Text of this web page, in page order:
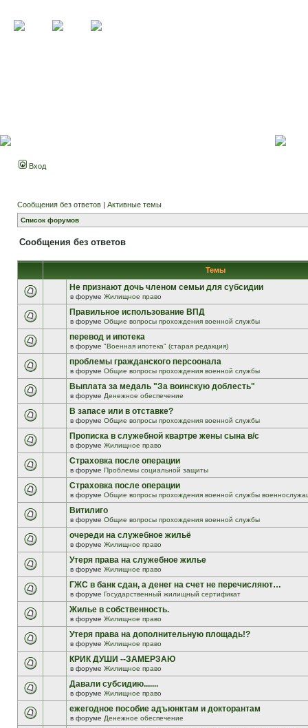
Вход
Сообщения без ответов | Активные темы
Список форумов
Сообщения без ответов
Темы
Не признают дочь членом семьи для субсидии
в форуме Жилищное право
Правильное использование ВПД
в форуме Общие вопросы прохождения военной службы
перевод и ипотека
в форуме "Военная ипотека" (старая редакция)
проблемы гражданского персоонала
в форуме Общие вопросы прохождения военной службы
Выплата за медаль "За воинскую доблесть"
в форуме Денежное обеспечение
В запасе или в отставке?
в форуме Общие вопросы прохождения военной службы
Прописка в служебной квартре жены сына в/с
в форуме Жилищное право
Страховка после операции
в форуме Проблемы социальной защиты
Страховка после операции
в форуме Общие вопросы прохождения военной службы
Витилиго
в форуме Общие вопросы прохождения военной службы
очереди на служебное жильё
в форуме Жилищное право
Утеря права на служебное жилье
в форуме Жилищное право
ГЖС в банк сдан, а денег на счет не перечисляют…
в форуме Государственный жилищный сертификат
Жилье в собственность.
в форуме Жилищное право
Утеря права на дополнительную площадь!?
в форуме Жилищное право
КРИК ДУШИ --ЗАМЕРЗАЮ
в форуме Жилищное право
Давали субсидию.......
в форуме Жилищное право
ежегодное пособие адъюнктам и докторантам
в форуме Денежное обеспечение